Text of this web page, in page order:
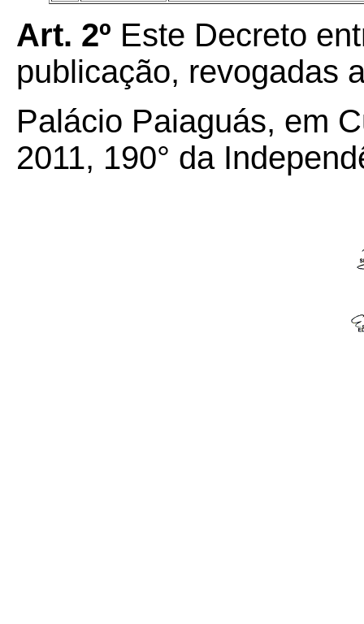
Art. 2º Este Decreto
publicação, revogadas
Palácio Paiaguás, em
2011, 190° da